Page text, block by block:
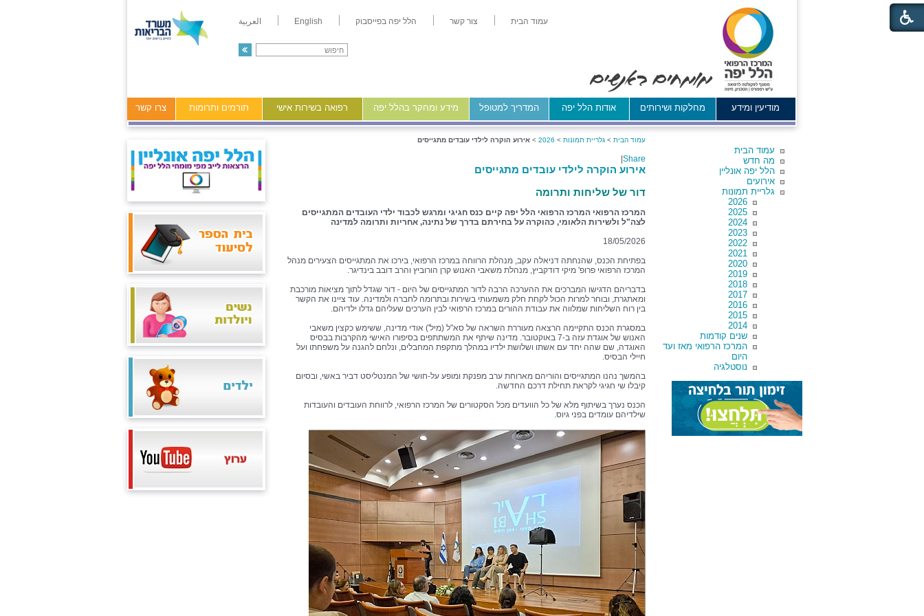
עמוד הבית צור קשר הלל יפה בפייסבוק English العربية
מודיעין ומידע מחלקות ושירותים אודות הלל יפה המדריך למטופל מידע ומחקר בהלל יפה רפואה בשירות אישי תורמים ותרומות צרו קשר
עמוד הבית
מה חדש
הלל יפה אונליין
אירועים
גלריית תמונות
2026
2025
2024
2023
2022
2021
2020
2019
2018
2017
2016
2015
2014
שנים קודמות
המרכז הרפואי מאז ועד
היום
נוסטלגיה
עמוד הבית > גלריית תמונות >
2026
> אירוע הוקרה לילדי עובדים מתגייסים
Share
אירוע הוקרה לילדי עובדים מתגייסים
דור של שליחות ותרומה
המרכז הרפואי המרכז הרפואי הלל יפה קיים כנס חגיגי ומרגש לכבוד ילדי העובדים המתגייסים
לצה"ל ולשירות הלאומי, כהוקרה על בחירתם בדרך של נתינה, אחריות ותרומה למדינה
18/05/2026
בפתיחת הכנס, שהנחתה דניאלה עקב, מנהלת הרווחה במרכז הרפואי, בירכו את המתגייסים הצעירים מנהל
המרכז הרפואי פרופ' מיקי דודקביץ, מנהלת משאבי האנוש קרן הורוביץ והרב דובב בינדיגר.
בדבריהם הדגישו המברכים את ההערכה הרבה לדור המתגייסים של היום - דור שגדל לתוך מציאות מורכבת
ומאתגרת, ובוחר למרות הכול לקחת חלק משמעותי בשירות ובתרומה לחברה ולמדינה. עוד ציינו את הקשר
בין רוח השליחות שמלווה את עבודת ההורים במרכז הרפואי לבין הערכים שעליהם גדלו ילדיהם.
במסגרת הכנס התקיימה הרצאה מעוררת השראה של סא"ל (מיל') אודי מדינה, ששימש כקצין משאבי
האנוש של אוגדת עזה ב-7 באוקטובר. מדינה שיתף את המשתתפים בסיפורו האישי מהקרבות בבסיס
האוגדה, שם שהה יחד עם אשתו ושלושת ילדיו במהלך מתקפת המחבלים, ונלחם להגנה על משפחתו ועל
חיילי הבסיס.
בהמשך נהנו המתגייסים והוריהם מארוחת ערב מפנקת ומופע על-חושי של המנטליסט דביר באשי, ובסיום
קיבלו שי חגיגי לקראת תחילת דרכם החדשה.
הכנס נערך בשיתוף מלא של כל הוועדים מכל הסקטורים של המרכז הרפואי, לרווחת העובדים והעובדות
שילדיהם עומדים בפני גיוס.